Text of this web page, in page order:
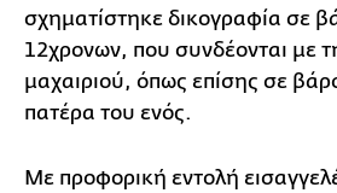
σχηματίστηκε δικογραφία σε
12χρονων, που συνδέονται με
μαχαιριού, όπως επίσης σε
πατέρα του ενός.
Με προφορική εντολή